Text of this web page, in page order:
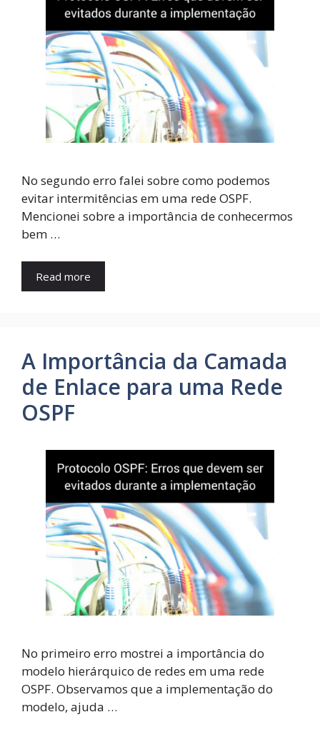
No segundo erro falei sobre como podemos
evitar intermitências em uma rede OSPF.
Mencionei sobre a importância de conhecermos
bem …
Read more
A Importância da Camada
de Enlace para uma Rede
OSPF
No primeiro erro mostrei a importância do
modelo hierárquico de redes em uma rede
OSPF. Observamos que a implementação do
modelo, ajuda …